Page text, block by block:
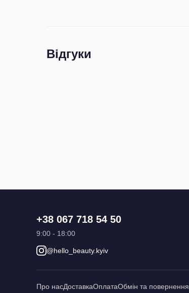
Відгуки
+38 067 718 54 50
9:00 - 18:00
@hello_beauty.kyiv
Про насДоставкаОплатаОбмін та повернення